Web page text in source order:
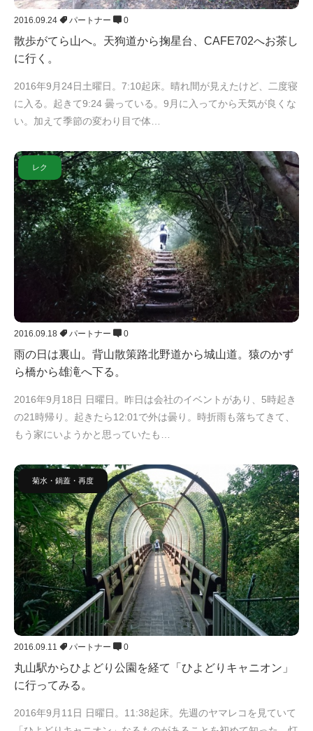
2016.09.24 パートナー 0
散歩がてら山へ。天狗道から掬星台、CAFE702へお茶し
に行く。
2016年9月24日土曜日。7:10起床。晴れ間が見えたけど、二度寝
に入る。起きて9:24 曇っている。9月に入ってから天気が良くな
い。加えて季節の変わり目で体…
レク
2016.09.18 パートナー 0
雨の日は裏山。背山散策路北野道から城山道。猿のかず
ら橋から雄滝へ下る。
2016年9月18日 日曜日。昨日は会社のイベントがあり、5時起き
の21時帰り。起きたら12:01で外は曇り。時折雨も落ちてきて、
もう家にいようかと思っていたも…
菊水・鍋蓋・再度
2016.09.11 パートナー 0
丸山駅からひよどり公園を経て「ひよどりキャニオン」
に行ってみる。
2016年9月11日 日曜日。11:38起床。先週のヤマレコを見ていて